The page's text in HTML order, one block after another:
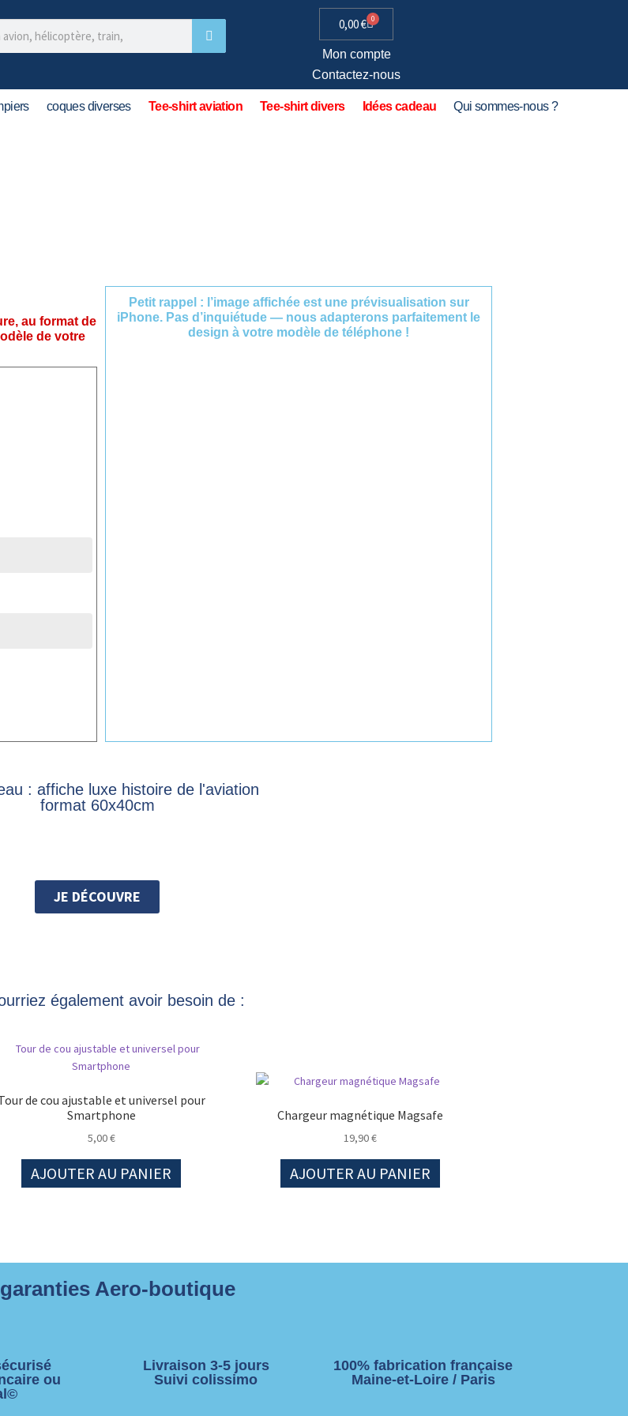
0,00€ 0
Mon compte
Contactez-nous
coques diverses Tee-shirt aviation Tee-shirt divers Idées cadeau Qui sommes-nous ?
au format de
de votre
Petit rappel : l’image affichée est une prévisualisation sur
iPhone. Pas d’inquiétude — nous adapterons parfaitement le
design à votre modèle de téléphone !
: affiche luxe histoire de l'aviation
format 60x40cm
JE DÉCOUVRE
également avoir besoin de :
de cou ajustable et universel pour
Smartphone
5,00€
AJOUTER AU PANIER
Chargeur magnétique Magsafe
19,90€
AJOUTER AU PANIER
Aero-boutique
ou
Livraison 3-5 jours
Suivi colissimo
100% fabrication française
Maine-et-Loire / Paris